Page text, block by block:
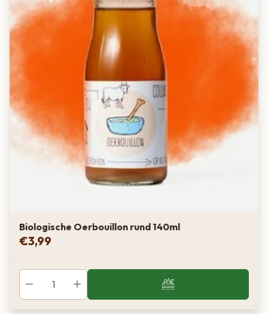
Biologische Oerbouillon rund 140ml
€3,99